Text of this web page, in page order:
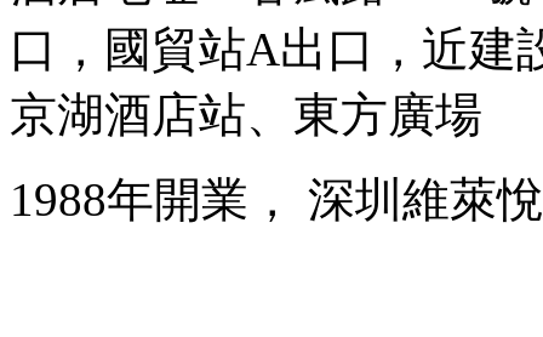
口，國貿站A出口，近建
京湖酒店站、東方廣場
1988年開業， 深圳維